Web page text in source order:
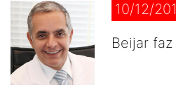
10/12/
Beijar